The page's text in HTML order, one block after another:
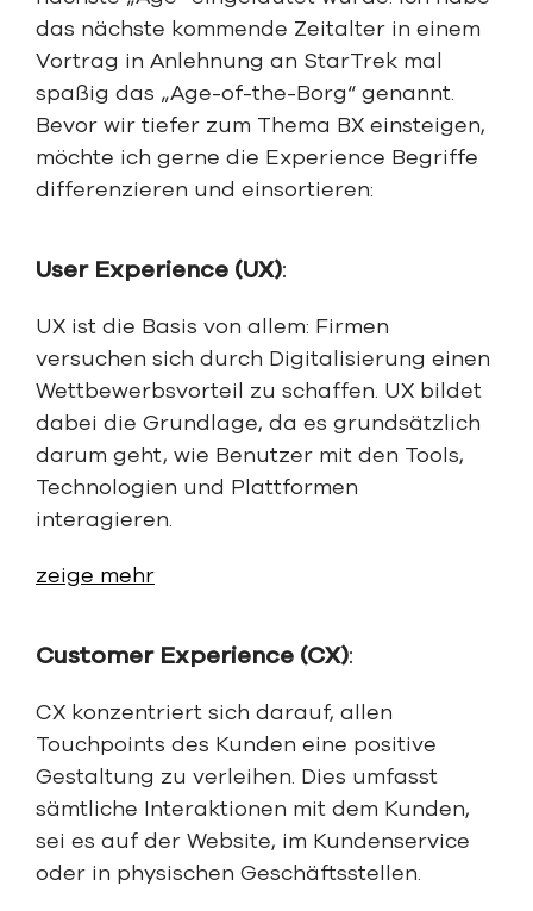
das nächste kommende Zeitalter in einem
Vortrag in Anlehnung an StarTrek mal
spaßig das „Age-of-the-Borg“ genannt.
Bevor wir tiefer zum Thema BX einsteigen,
möchte ich gerne die Experience Begriffe
differenzieren und einsortieren:
User Experience (UX):
UX ist die Basis von allem: Firmen
versuchen sich durch Digitalisierung einen
Wettbewerbsvorteil zu schaffen. UX bildet
dabei die Grundlage, da es grundsätzlich
darum geht, wie Benutzer mit den Tools,
Technologien und Plattformen
interagieren.
zeige mehr
Customer Experience (CX):
CX konzentriert sich darauf, allen
Touchpoints des Kunden eine positive
Gestaltung zu verleihen. Dies umfasst
sämtliche Interaktionen mit dem Kunden,
sei es auf der Website, im Kundenservice
oder in physischen Geschäftsstellen.